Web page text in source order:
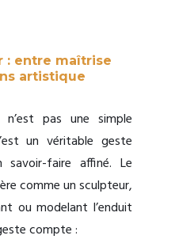
: entre maîtrise
artistique
pas une simple
un véritable geste
faire affiné. Le
comme un sculpteur,
ou modelant l’enduit
compte :